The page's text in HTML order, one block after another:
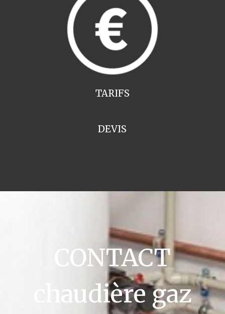
TARIFS
DEVIS
CONTACT
chaudière gaz